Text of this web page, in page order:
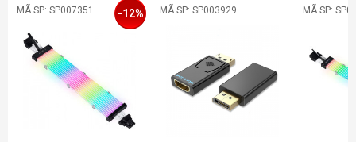
MÃ SP: SP007351 -12% MÃ SP: SP003929 MÃ SP: